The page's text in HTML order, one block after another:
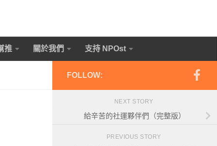
推 關於我們 支持 NPOst
FOLLOW:
NEXT STORY
給辛苦的社運夥伴們（完整版）
PREVIOUS STORY